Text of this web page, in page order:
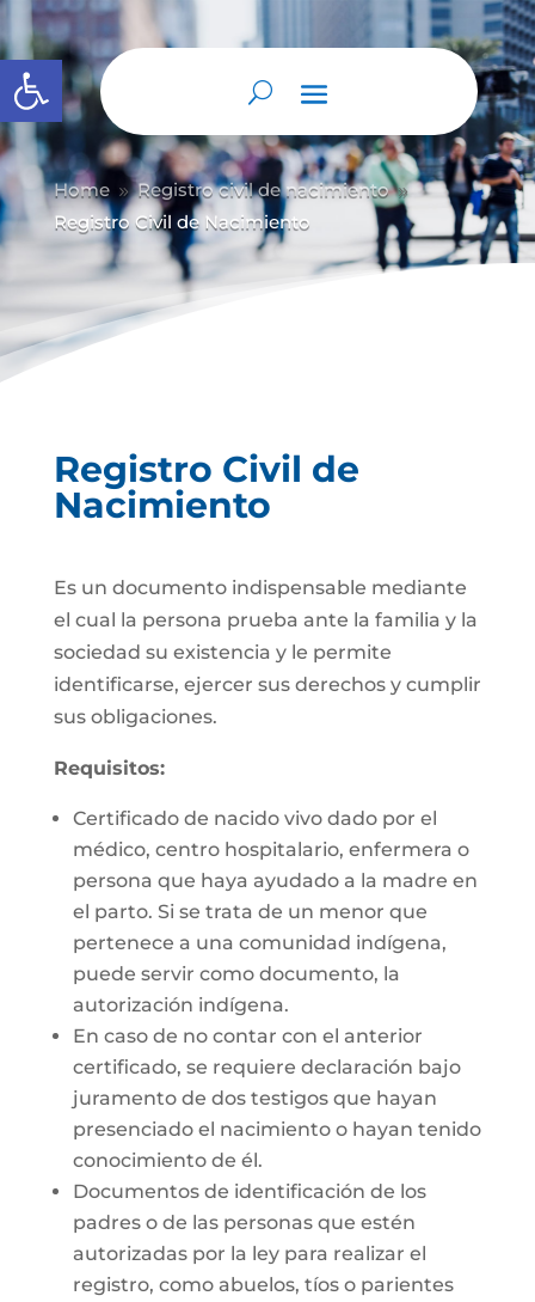
Abrir barra de herramientas
Home 9 Registro civil de nacimiento 9
Registro Civil de Nacimiento
Registro Civil de
Nacimiento
Es un documento indispensable mediante
el cual la persona prueba ante la familia y la
sociedad su existencia y le permite
identificarse, ejercer sus derechos y cumplir
sus obligaciones.
Requisitos:
Certificado de nacido vivo dado por el
médico, centro hospitalario, enfermera o
persona que haya ayudado a la madre en
el parto. Si se trata de un menor que
pertenece a una comunidad indígena,
puede servir como documento, la
autorización indígena.
En caso de no contar con el anterior
certificado, se requiere declaración bajo
juramento de dos testigos que hayan
presenciado el nacimiento o hayan tenido
conocimiento de él.
Documentos de identificación de los
padres o de las personas que estén
autorizadas por la ley para realizar el
registro, como abuelos, tíos o parientes